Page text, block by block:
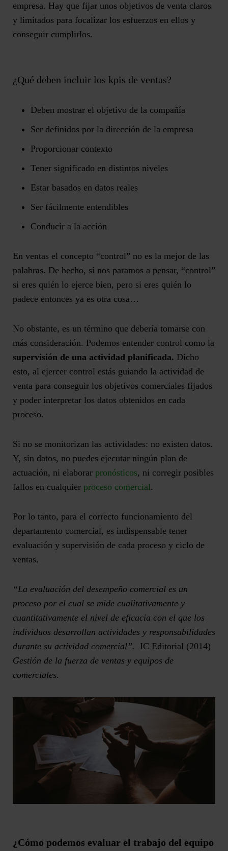
empresa. Hay que fijar unos objetivos de venta claros
y limitados para focalizar los esfuerzos en ellos y
conseguir cumplirlos.
¿Qué deben incluir los kpis de ventas?
Deben mostrar el objetivo de la compañía
Ser definidos por la dirección de la empresa
Proporcionar contexto
Tener significado en distintos niveles
Estar basados en datos reales
Ser fácilmente entendibles
Conducir a la acción
En ventas el concepto “control” no es la mejor de las
palabras. De hecho, si nos paramos a pensar, “control”
si eres quién lo ejerce bien, pero si eres quién lo
padece entonces ya es otra cosa…
No obstante, es un término que debería tomarse con
más consideración. Podemos entender control como la
supervisión de una actividad planificada. Dicho
esto, al ejercer control estás guiando la actividad de
venta para conseguir los objetivos comerciales fijados
y poder interpretar los datos obtenidos en cada
proceso.
Si no se monitorizan las actividades: no existen datos.
Y, sin datos, no puedes ejecutar ningún plan de
actuación, ni elaborar pronósticos, ni corregir posibles
fallos en cualquier proceso comercial.
Por lo tanto, para el correcto funcionamiento del
departamento comercial, es indispensable tener
evaluación y supervisión de cada proceso y ciclo de
ventas.
“La evaluación del desempeño comercial es un
proceso por el cual se mide cualitativamente y
cuantitativamente el nivel de eficacia con el que los
individuos desarrollan actividades y responsabilidades
durante su actividad comercial”. IC Editorial (2014)
Gestión de la fuerza de ventas y equipos de
comerciales.
¿Cómo podemos evaluar el trabajo del equipo